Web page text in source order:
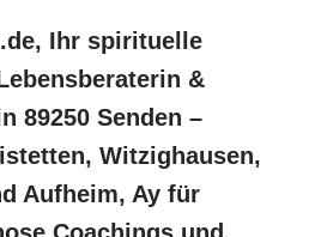
Ihr spirituelle
&
89250 Senden –
Witzighausen,
Aufheim, Ay für